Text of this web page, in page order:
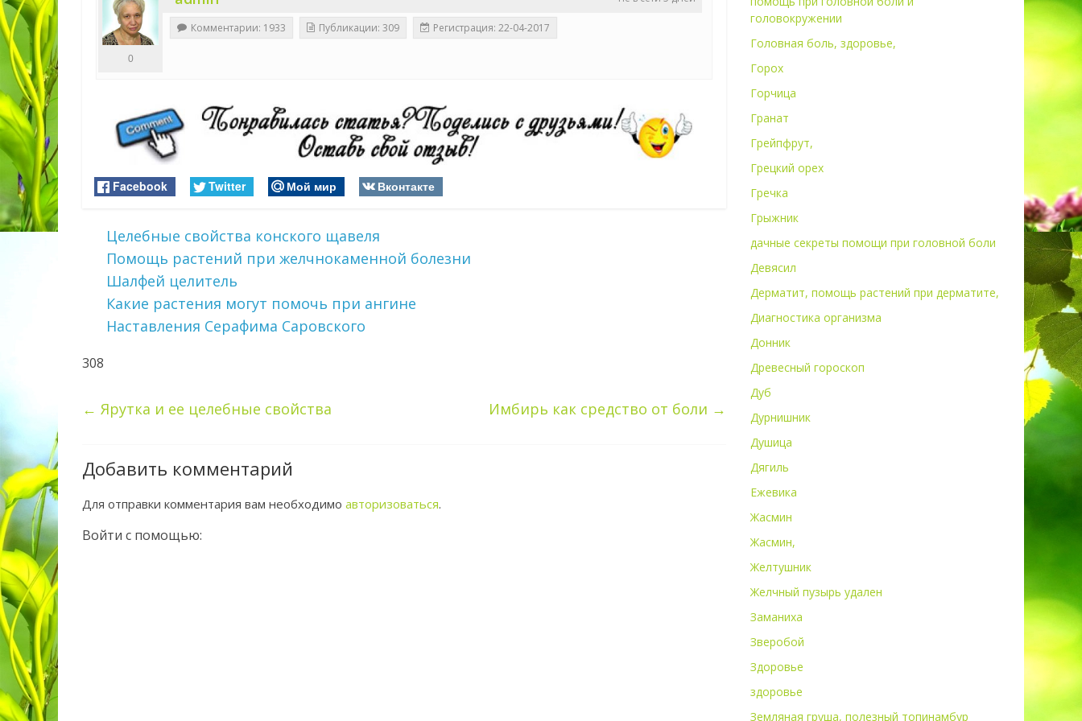
0
Комментарии: 1933 Публикации: 309 Регистрация: 22-04-2017
Facebook Twitter Мой мир Вконтакте
Целебные свойства конского щавеля
Помощь растений при желчнокаменной болезни
Шалфей целитель
Какие растения могут помочь при ангине
Наставления Серафима Саровского
308
← Ярутка и ее целебные свойства Имбирь как средство от боли →
Добавить комментарий
Для отправки комментария вам необходимо авторизоваться.
Войти с помощью:
головокружении
Головная боль, здоровье,
Горох
Горчица
Гранат
Грейпфрут,
Грецкий орех
Гречка
Грыжник
дачные секреты помощи при головной боли
Девясил
Дерматит, помощь растений при дерматите,
Диагностика организма
Донник
Древесный гороскоп
Дуб
Дурнишник
Душица
Дягиль
Ежевика
Жасмин
Жасмин,
Желтушник
Желчный пузырь удален
Заманиха
Зверобой
Здоровье
здоровье
Земляная груша, полезный топинамбур